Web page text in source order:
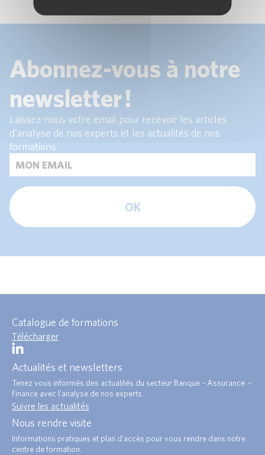
Abonnez-vous à notre
newsletter !
Laissez-nous votre email pour recevoir les articles
d'analyse de nos experts et les actualités de nos
formations.
OK
Catalogue de formations
Télécharger
Actualités et newsletters
Tenez vous informés des actualités du secteur Banque – Assurance –
Finance avec l’analyse de nos experts.
Suivre les actualités
Nous rendre visite
Informations pratiques et plan d’accès pour vous rendre dans notre
centre de formation.